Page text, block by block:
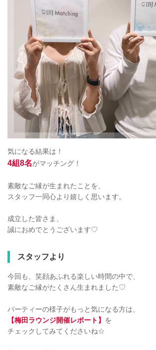
気になる結果は！
4組8名がマッチング！
素敵なご縁が生まれたことを、
スタッフ一同心より嬉しく思います。
成立した皆さま、
誠におめでとうございます♡
スタッフより
今回も、笑顔あふれる楽しい時間の中で、
素敵なご縁がたくさん生まれました♡
パーティーの様子がもっと気になる方は、
【梅田ラウンジ開催レポート】 を
チェックしてみてくださいね☆